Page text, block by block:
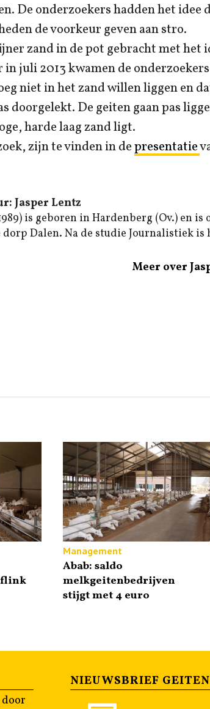
De onderzoekers hadden het idee
de voorkeur geven aan stro.
zand in de pot gebracht met het
juli 2013 kwamen de
niet in het zand willen liggen en
doorgelekt. De geiten gaan pas
harde laag zand ligt.
zijn te vinden in depresentatie
Jasper Lentz
is geboren in Hardenberg (Ov.) en is
Dalen. Na de studie Journalistiek is
Meer over
flink
Management
Abab: saldo
melkgeitenbedrijven
stijgt met 4 euro
NIEUWSBRIEF